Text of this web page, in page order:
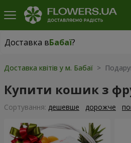
Доставка вБабаї?
Доставка вБабаї
Доставка квітів у м. Бабаї >
Купити кошик з
Сортування: дешевше дорожче